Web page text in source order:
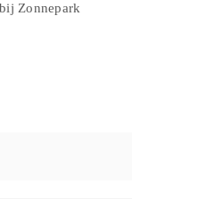
Zonnepark